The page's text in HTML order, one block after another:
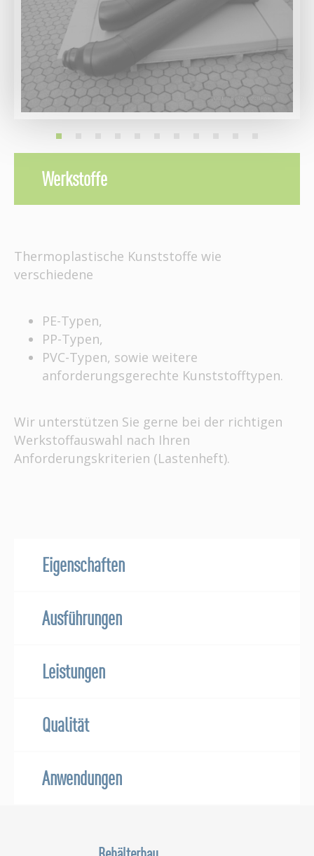
Werkstoffe
Thermoplastische Kunststoffe wie
verschiedene
PE-Typen,
PP-Typen,
PVC-Typen, sowie weitere
anforderungsgerechte Kunststofftypen.
Wir unterstützen Sie gerne bei der richtigen
Werkstoffauswahl nach Ihren
Anforderungskriterien (Lastenheft).
Eigenschaften
Ausführungen
Leistungen
Qualität
Anwendungen